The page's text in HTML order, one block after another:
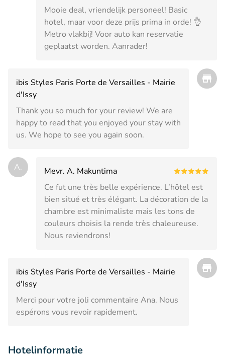
Mooie deal, vriendelijk personeel! Basic
hotel, maar voor deze prijs prima in orde! 👌
Metro vlakbij! Voor auto kan reservatie
geplaatst worden. Aanrader!
ibis Styles Paris Porte de Versailles - Mairie
d'Issy
Thank you so much for your review! We are
happy to read that you enjoyed your stay with
us. We hope to see you again soon.
A.
Mevr. A. Makuntima
Ce fut une très belle expérience. L’hôtel est
bien situé et très élégant. La décoration de la
chambre est minimaliste mais les tons de
couleurs choisis la rende très chaleureuse.
Nous reviendrons!
ibis Styles Paris Porte de Versailles - Mairie
d'Issy
Merci pour votre joli commentaire Ana. Nous
espérons vous revoir rapidement.
Hotelinformatie